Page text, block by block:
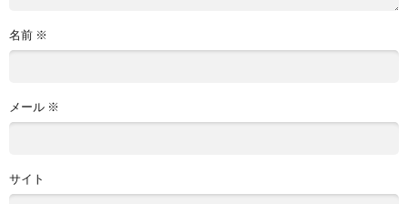
名前 ※
メール ※
サイト